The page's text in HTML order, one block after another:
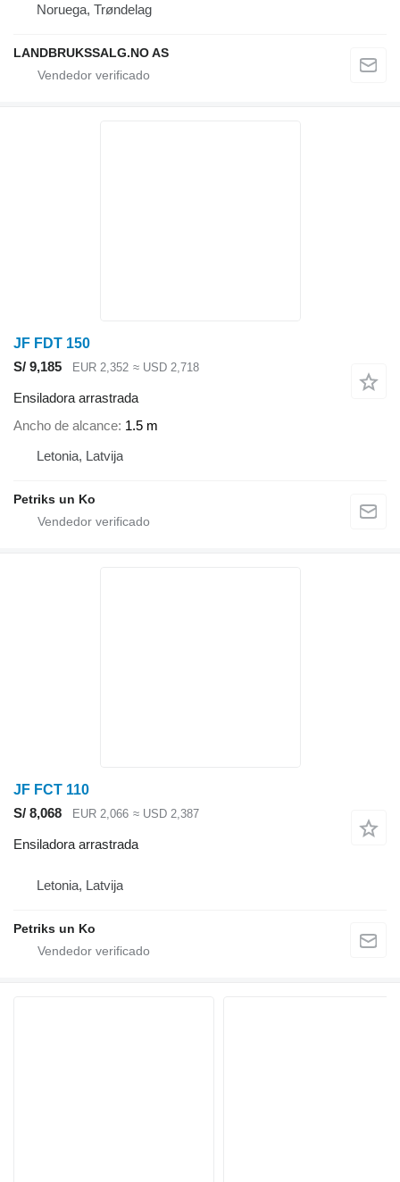
Noruega, Trøndelag
LANDBRUKSSALG.NO AS
JF FDT 150
S/ 9,185
EUR 2,352 ≈ USD 2,718
Ensiladora arrastrada
Ancho de alcance 1.5 m
Letonia, Latvija
Petriks un Ko
JF FCT 110
S/ 8,068
EUR 2,066 ≈ USD 2,387
Ensiladora arrastrada
Letonia, Latvija
Petriks un Ko